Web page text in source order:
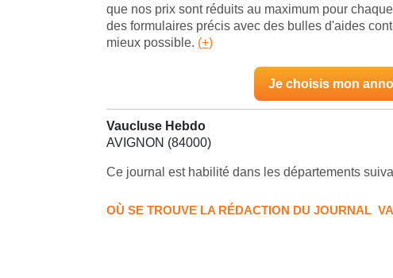
que nos prix sont réduits au maximum pour
des formulaires précis avec des bulles d'aides
mieux possible. (+)
Je choisis mon
Vaucluse Hebdo
AVIGNON (84000)
Ce journal est habilité dans les départements
OÙ SE TROUVE LA RÉDACTION DU JOURNAL